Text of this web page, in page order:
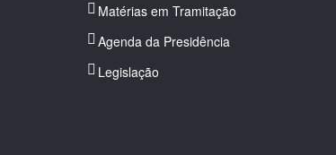
Matérias em Tramitação
Agenda da Presidência
Legislação